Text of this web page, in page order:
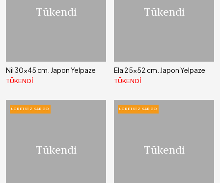
Tükendi
Nil 30x45 cm. Japon Yelpaze
TÜKENDİ
Tükendi
Ela 25x52 cm. Japon Yelpaze
TÜKENDİ
Tükendi
ÜCRETSIZ KARGO
Tükendi
ÜCRETSIZ KARGO